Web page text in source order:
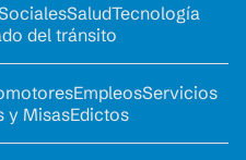
SaludTecnología
del tránsito
EmpleosServicios
y MisasEdictos